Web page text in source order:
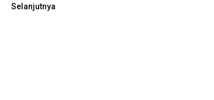
Selanjutnya